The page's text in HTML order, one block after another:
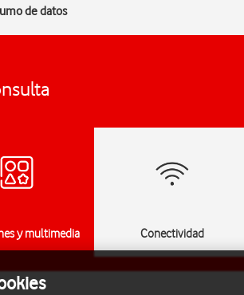
de datos
y multimedia Conectividad